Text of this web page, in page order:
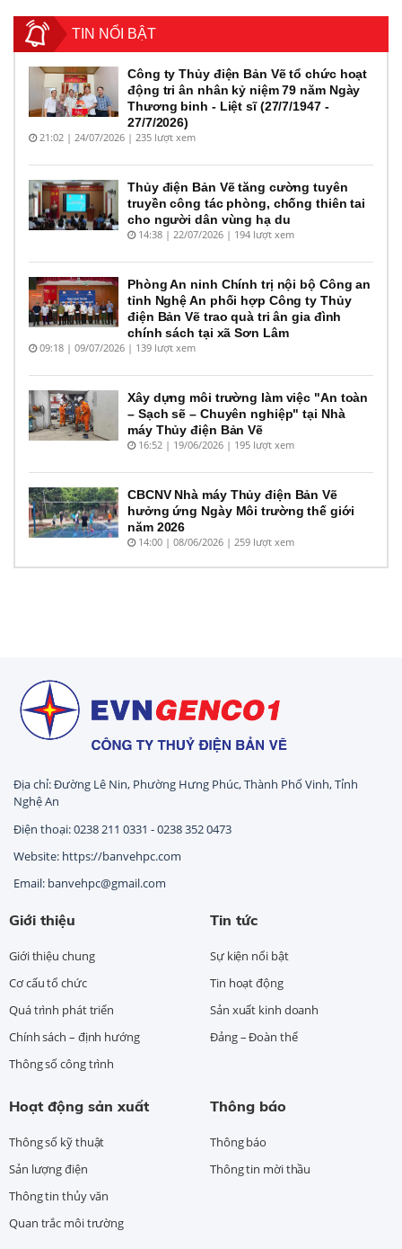
TIN NỔI BẬT
Công ty Thủy điện Bản Vẽ tổ chức hoạt
động tri ân nhân kỷ niệm 79 năm Ngày
Thương binh - Liệt sĩ (27/7/1947 -
27/7/2026)
21:02 | 24/07/2026 | 235 lượt xem
Thủy điện Bản Vẽ tăng cường tuyên
truyền công tác phòng, chống thiên tai
cho người dân vùng hạ du
14:38 | 22/07/2026 | 194 lượt xem
Phòng An ninh Chính trị nội bộ Công an
tỉnh Nghệ An phối hợp Công ty Thủy
điện Bản Vẽ trao quà tri ân gia đình
chính sách tại xã Sơn Lâm
09:18 | 09/07/2026 | 139 lượt xem
Xây dựng môi trường làm việc "An toàn
– Sạch sẽ – Chuyên nghiệp" tại Nhà
máy Thủy điện Bản Vẽ
16:52 | 19/06/2026 | 195 lượt xem
CBCNV Nhà máy Thủy điện Bản Vẽ
hưởng ứng Ngày Môi trường thế giới
năm 2026
14:00 | 08/06/2026 | 259 lượt xem
Địa chỉ: Đường Lê Nin, Phường Hưng Phúc, Thành Phố Vinh, Tỉnh
Nghệ An
Điện thoại: 0238 211 0331 - 0238 352 0473
Website: https://banvehpc.com
Email: banvehpc@gmail.com
Giới thiệu
Giới thiệu chung
Cơ cấu tổ chức
Quá trình phát triển
Chính sách – định hướng
Thông số công trình
Tin tức
Sự kiện nổi bật
Tin hoạt động
Sản xuất kinh doanh
Đảng – Đoàn thể
Hoạt động sản xuất
Thông số kỹ thuật
Sản lượng điện
Thông tin thủy văn
Quan trắc môi trường
Thông báo
Thông báo
Thông tin mời thầu